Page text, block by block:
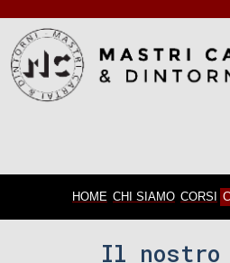
HOME CHI SIAMO CORSI
Il nostro